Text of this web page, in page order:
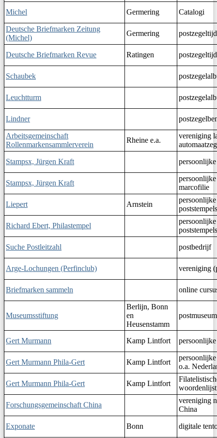
Michel Germering Catalogi
Deutsche Briefmarken Zeitung
(Michel)
Germering
Deutsche Briefmarken Revue Ratingen
Schaubek
Leuchtturm
Lindner
Arbeitsgemeinschaft
Rollenmarkensammlerverein
Rheine e.a.
vereniging
Stampsx, Jürgen Kraft
Stampsx, Jürgen Kraft
marcofilie
Liepert Arnstein
poststempels
Richard Ebert, Philastempel
poststempels
Suche Postleitzahl postbedrijf
Arge-Lochungen (Perfinclub) vereniging
Briefmarken sammeln online
Museumsstiftung
Berlijn, Bonn
en
Heusenstamm
postmuseum
Gert Murmann Kamp Lintfort
Gert Murmann Phila-Gert Kamp Lintfort
o.a.
Gert Murmann Phila-Gert Kamp Lintfort
Forschungsgemeinschaft China
vereniging
China
Exponate Bonn digitale